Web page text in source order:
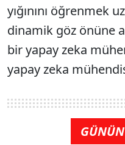
yığınını öğrenmek
dinamik göz önüne
bir yapay zeka
yapay zeka